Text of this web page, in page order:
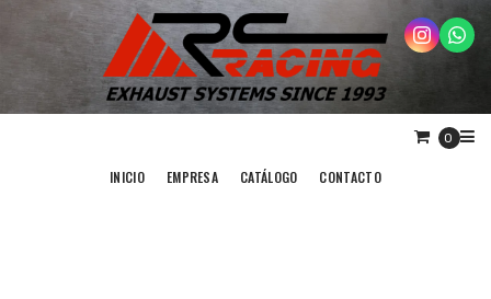
0
INICIO EMPRESA CATÁLOGO CONTACTO